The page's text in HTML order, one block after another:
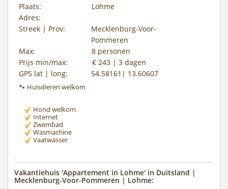
Plaats:
Lohme
Adres:
Streek | Prov:
Mecklenburg-Voor-
Pommeren
Max:
8 personen
Prijs min/max:
€ 243 | 3 dagen
GPS lat | long:
54.58161| 13.60607
🐾 Huisdieren welkom
Hond welkom
Internet
Zwembad
Wasmachine
Vaatwasser
Vakantiehuis 'Appartement in Lohme' in Duitsland |
Mecklenburg-Voor-Pommeren | Lohme: